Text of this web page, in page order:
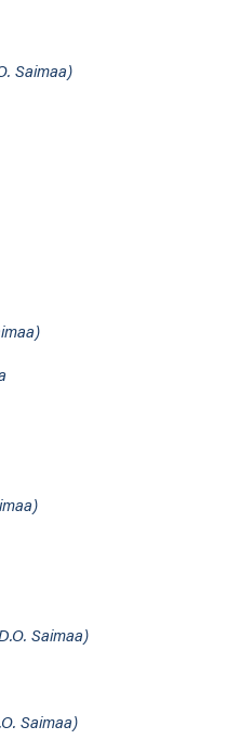
Saimaa)
Saimaa)
Saimaa)